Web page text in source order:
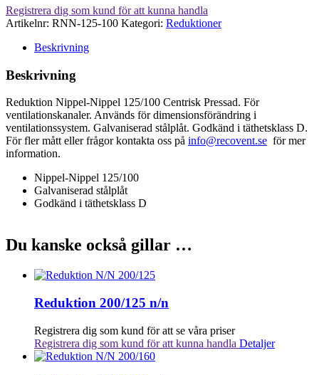
Registrera dig som kund för att kunna handla
Artikelnr: RNN-125-100 Kategori: Reduktioner
Beskrivning
Beskrivning
Reduktion Nippel-Nippel 125/100 Centrisk Pressad. För
ventilationskanaler. Används för dimensionsförändring i
ventilationssystem. Galvaniserad stålplåt. Godkänd i täthetsklass D.
För fler mått eller frågor kontakta oss på info@recovent.se för mer
information.
Nippel-Nippel 125/100
Galvaniserad stålplåt
Godkänd i täthetsklass D
Du kanske också gillar …
Reduktion 200/125 n/n
Registrera dig som kund för att se våra priser
Registrera dig som kund för att kunna handla Detaljer